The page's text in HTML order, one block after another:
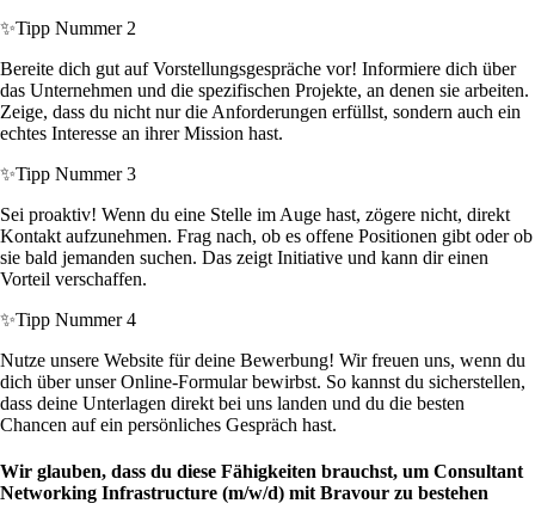
✨Tipp Nummer 2
Bereite dich gut auf Vorstellungsgespräche vor! Informiere dich über
das Unternehmen und die spezifischen Projekte, an denen sie arbeiten.
Zeige, dass du nicht nur die Anforderungen erfüllst, sondern auch ein
echtes Interesse an ihrer Mission hast.
✨Tipp Nummer 3
Sei proaktiv! Wenn du eine Stelle im Auge hast, zögere nicht, direkt
Kontakt aufzunehmen. Frag nach, ob es offene Positionen gibt oder ob
sie bald jemanden suchen. Das zeigt Initiative und kann dir einen
Vorteil verschaffen.
✨Tipp Nummer 4
Nutze unsere Website für deine Bewerbung! Wir freuen uns, wenn du
dich über unser Online-Formular bewirbst. So kannst du sicherstellen,
dass deine Unterlagen direkt bei uns landen und du die besten
Chancen auf ein persönliches Gespräch hast.
Wir glauben, dass du diese Fähigkeiten brauchst, um Consultant
Networking Infrastructure (m/w/d) mit Bravour zu bestehen